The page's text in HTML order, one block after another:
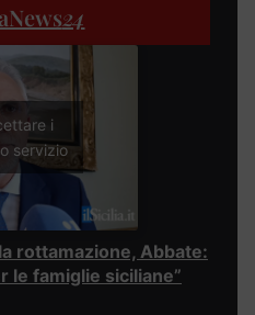
24
i
servizio
rottamazione, Abbate:
le famiglie siciliane”